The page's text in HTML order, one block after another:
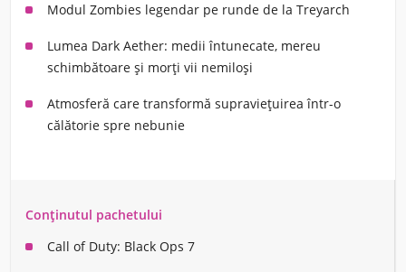
Modul Zombies legendar pe runde de la Treyarch
Lumea Dark Aether: medii întunecate, mereu
schimbătoare și morți vii nemiloși
Atmosferă care transformă supraviețuirea într-o
călătorie spre nebunie
Conținutul pachetului
Call of Duty: Black Ops 7